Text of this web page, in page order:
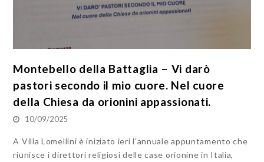
Montebello della Battaglia – Vi darò
pastori secondo il mio cuore. Nel cuore
della Chiesa da orionini appassionati.
10/09/2025
A Villa Lomellini è iniziato ieri l'annuale appuntamento che
riunisce i direttori religiosi delle case orionine in Italia,